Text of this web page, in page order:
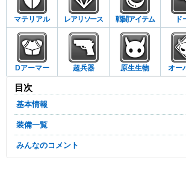
マテリアル レアリソース 戦闘アイテム ド
Dアーマー 超兵器 原生生物 オー
目次
基本情報
装備一覧
みんなのコメント